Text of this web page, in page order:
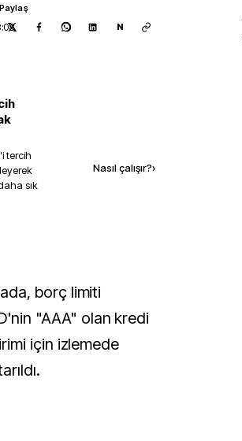
Paylaş
N
'i tercih
sık
Nasıl çalışır?›
borç limiti
"AAA" olan kredi
için izlemede